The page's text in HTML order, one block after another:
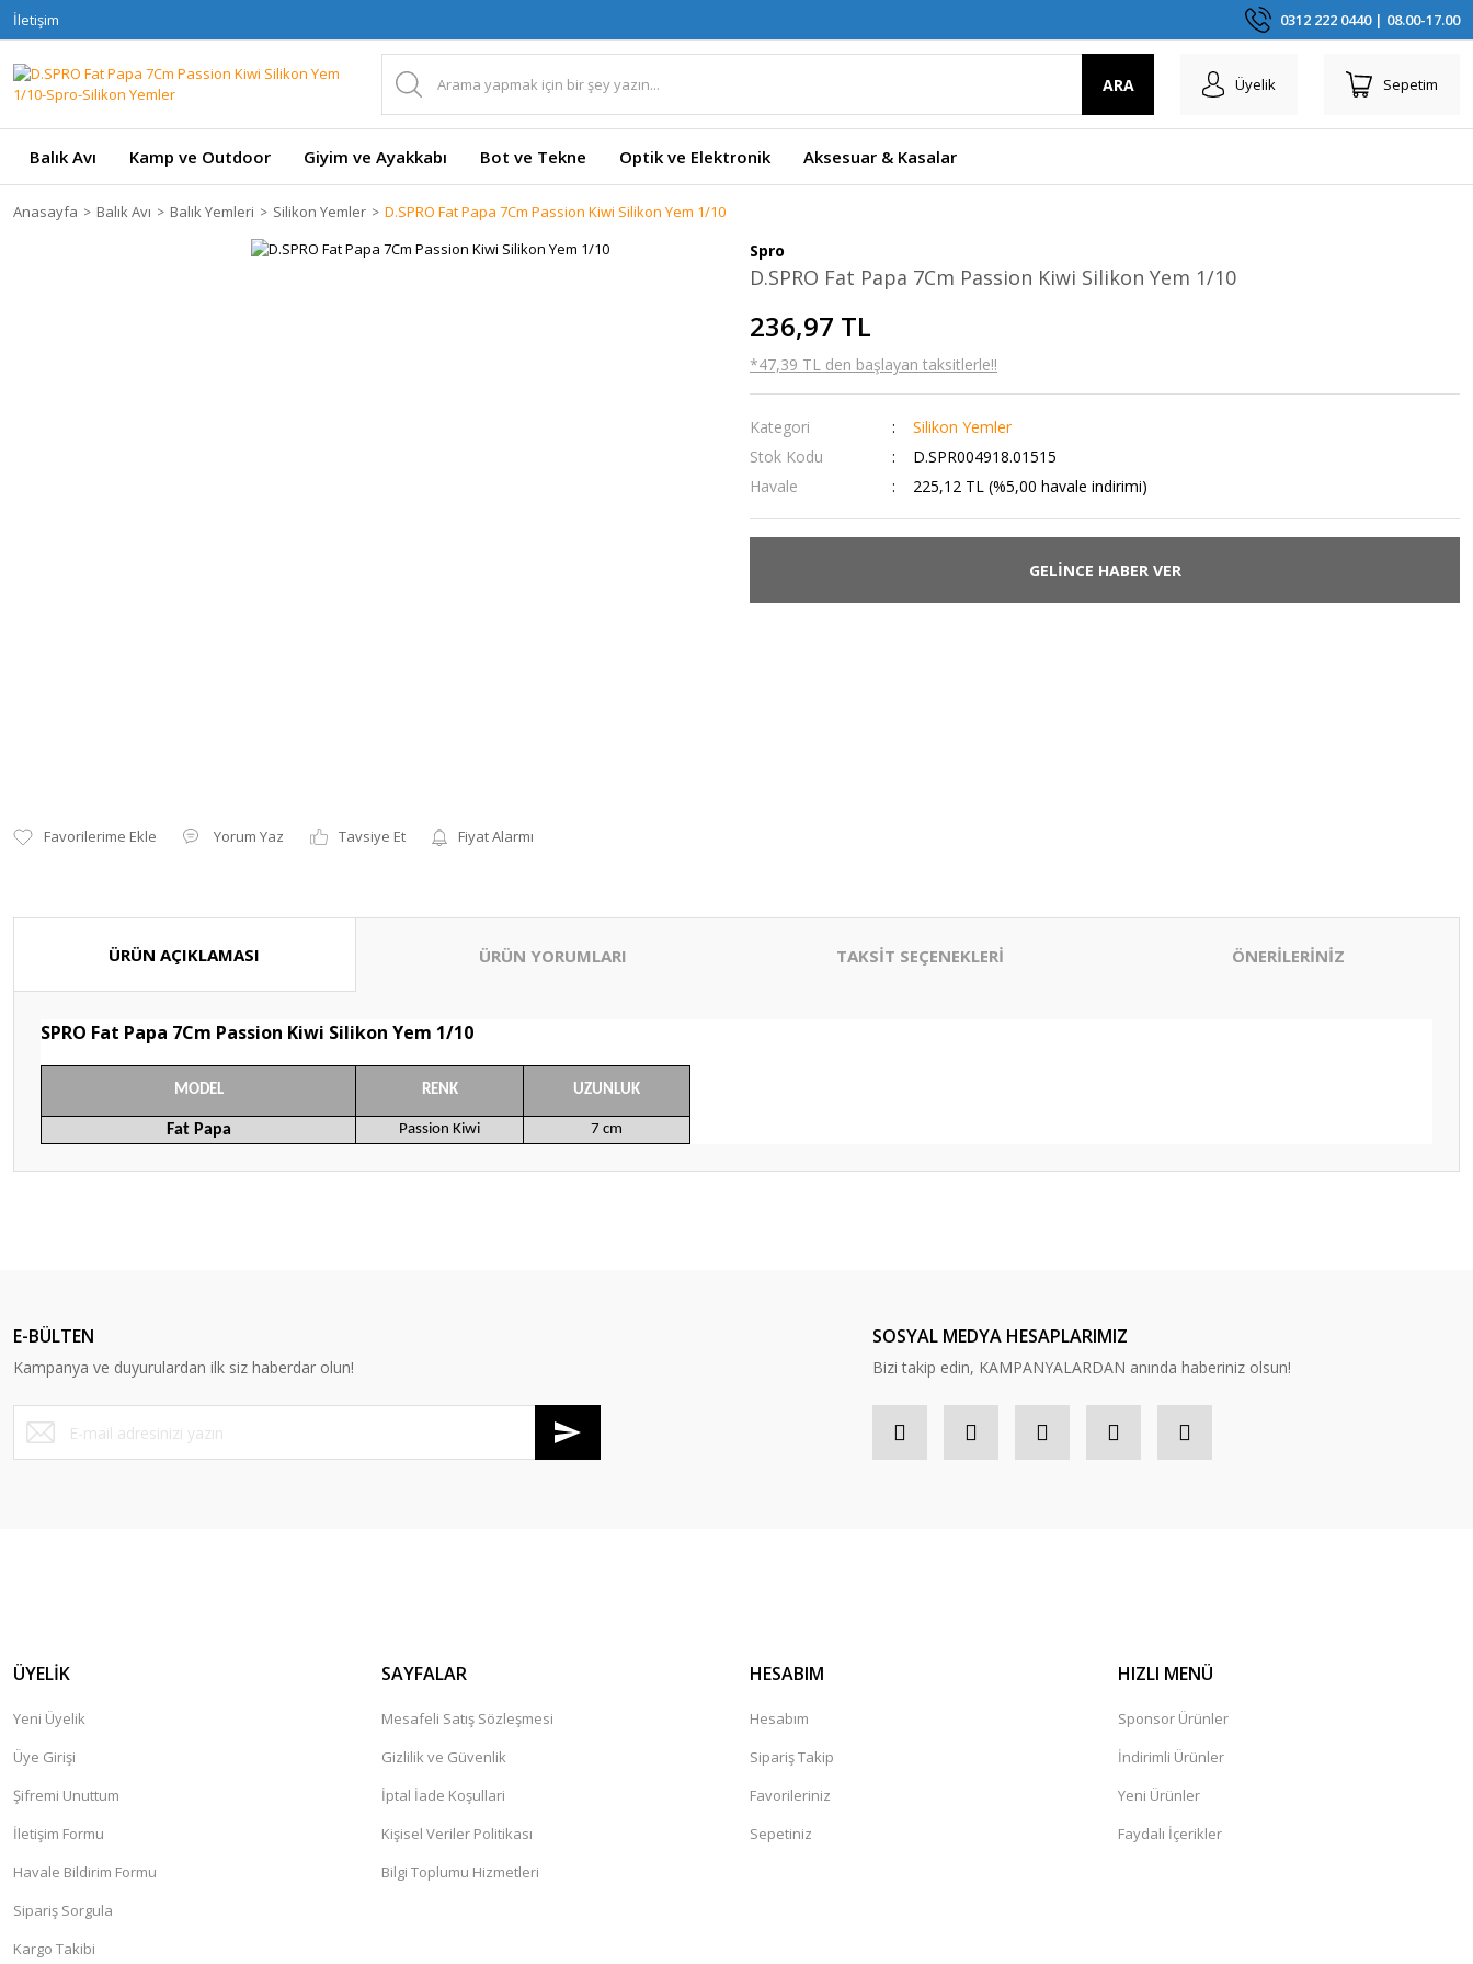
İletişim 0312 222 0440 | 08.00-17.00
ARA Üyelik Sepetim
Balık Avı Kamp ve Outdoor Giyim ve Ayakkabı Bot ve Tekne Optik ve Elektronik Aksesuar & Kasalar
Anasayfa Balık Avı Balık Yemleri Silikon Yemler D.SPRO Fat Papa 7Cm Passion Kiwi Silikon Yem 1/10
Yorum Yaz Tavsiye Et Fiyat Alarmı
Spro
D.SPRO Fat Papa 7Cm Passion Kiwi Silikon Yem 1/10
236,97 TL
*47,39 TL den başlayan taksitlerle!!
Kategori
Silikon Yemler
Stok Kodu
D.SPR004918.01515
Havale
225,12 TL (%5,00 havale indirimi)
GELİNCE HABER VER
ÜRÜN AÇIKLAMASI ÜRÜN YORUMLARI TAKSİT SEÇENEKLERİ ÖNERİLERİNİZ
SPRO Fat Papa 7Cm Passion Kiwi Silikon Yem 1/10
MODEL RENK UZUNLUK
Fat Papa Passion Kiwi 7 cm
Ürün bilgilerinde hatalar bulunuyor.
Ürün fiyatı diğer sitelerden daha pahalı.
Bu ürüne benzer farklı alternatifler olmalı.
E-BÜLTEN
Kampanya ve duyurulardan ilk siz haberdar olun!
SOSYAL MEDYA HESAPLARIMIZ
Bizi takip edin, KAMPANYALARDAN anında haberiniz olsun!
ÜYELİK
Yeni Üyelik
Üye Girişi
Şifremi Unuttum
İletişim Formu
Havale Bildirim Formu
Sipariş Sorgula
Kargo Takibi
SAYFALAR
Mesafeli Satış Sözleşmesi
Gizlilik ve Güvenlik
İptal İade Koşullari
Kişisel Veriler Politikası
Bilgi Toplumu Hizmetleri
HESABIM
Hesabım
Sipariş Takip
Favorileriniz
Sepetiniz
HIZLI MENÜ
Sponsor Ürünler
İndirimli Ürünler
Yeni Ürünler
Faydalı İçerikler